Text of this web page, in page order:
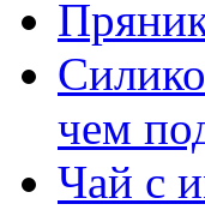
чем
Чай с